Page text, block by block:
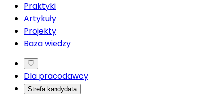
Praktyki
Artykuły
Projekty
Baza wiedzy
Dla pracodawcy
Strefa kandydata